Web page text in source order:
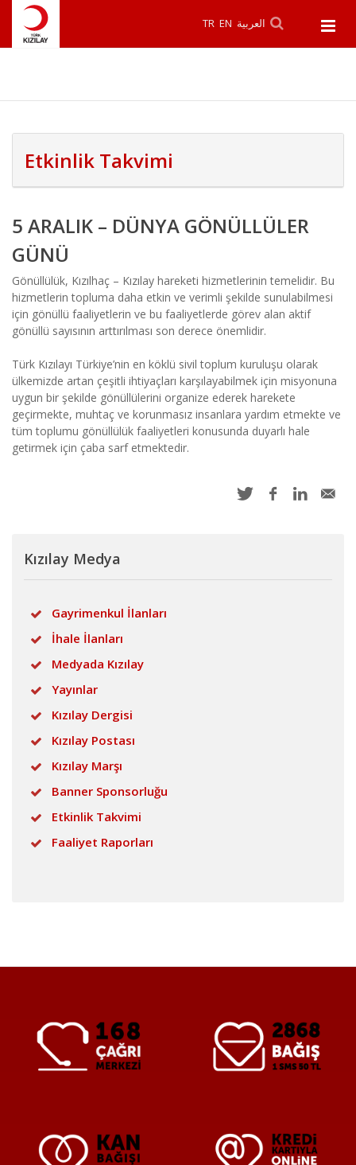
TR EN العربية
Etkinlik Takvimi
5 ARALIK – DÜNYA GÖNÜLLÜLER
GÜNÜ
Gönüllülük, Kızılhaç – Kızılay hareketi hizmetlerinin temelidir. Bu
hizmetlerin topluma daha etkin ve verimli şekilde sunulabilmesi
için gönüllü faaliyetlerin ve bu faaliyetlerde görev alan aktif
gönüllü sayısının arttırılması son derece önemlidir.
Türk Kızılayı Türkiye’nin en köklü sivil toplum kuruluşu olarak
ülkemizde artan çeşitli ihtiyaçları karşılayabilmek için misyonuna
uygun bir şekilde gönüllülerini organize ederek harekete
geçirmekte, muhtaç ve korunmasız insanlara yardım etmekte ve
tüm toplumu gönüllülük faaliyetleri konusunda duyarlı hale
getirmek için çaba sarf etmektedir.
Kızılay Medya
Gayrimenkul İlanları
İhale İlanları
Medyada Kızılay
Yayınlar
Kızılay Dergisi
Kızılay Postası
Kızılay Marşı
Banner Sponsorluğu
Etkinlik Takvimi
Faaliyet Raporları